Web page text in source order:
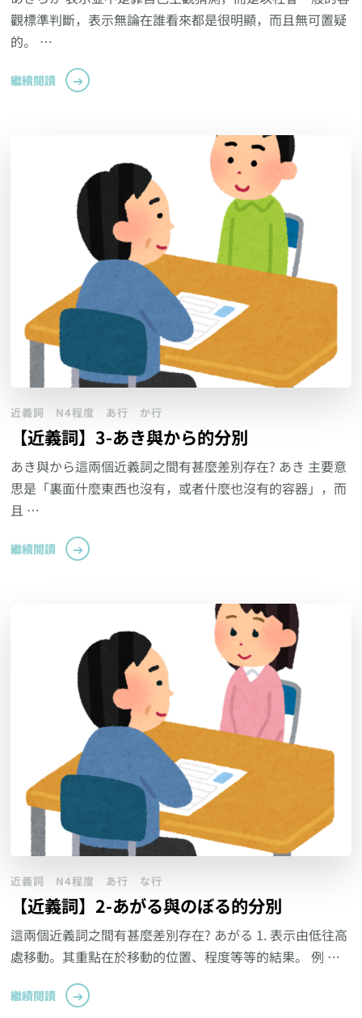
觀標準判斷，表示無論在誰看來都是很明顯，而且無可置疑
的。 …
繼續閱讀
近義詞 N4程度 あ行 か行
【近義詞】3-あき與から的分別
あき與から這兩個近義詞之間有甚麼差別存在? あき 主要意
思是「裏面什麼東西也沒有，或者什麼也沒有的容器」，而
且 …
繼續閱讀
近義詞 N4程度 あ行 な行
【近義詞】2-あがる與のぼる的分別
這兩個近義詞之間有甚麼差別存在? あがる 1. 表示由低往高
處移動。其重點在於移動的位置、程度等等的結果。 例 …
繼續閱讀